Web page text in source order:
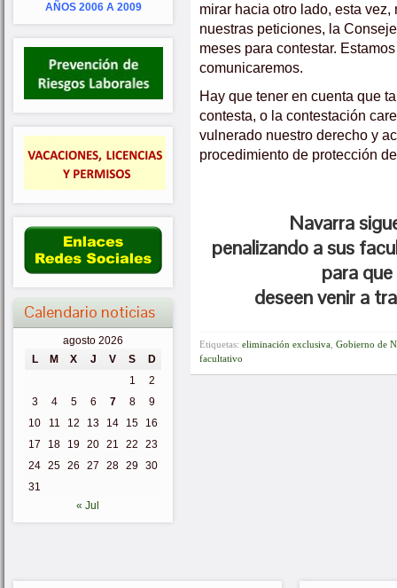
AÑOS 2006 A 2009
Calendario noticias
agosto 2026
L
M X J V S
D
1
2
3
4 5 6 7 8
9
10
11 12 13 14 15
16
17
18 19 20 21 22
23
24 25 26 27 28 29 30
31
« Jul
mirar hacia otro lado, esta
nuestras peticiones, la
meses para contestar.
comunicaremos.
Hay que tener en cuenta que
contesta, o la contestación
vulnerado nuestro derecho y
procedimiento de protección
Navarra
penalizando a sus
para
deseen venir a
Etiquetas: eliminación exclusiva Gobierno de
facultativo